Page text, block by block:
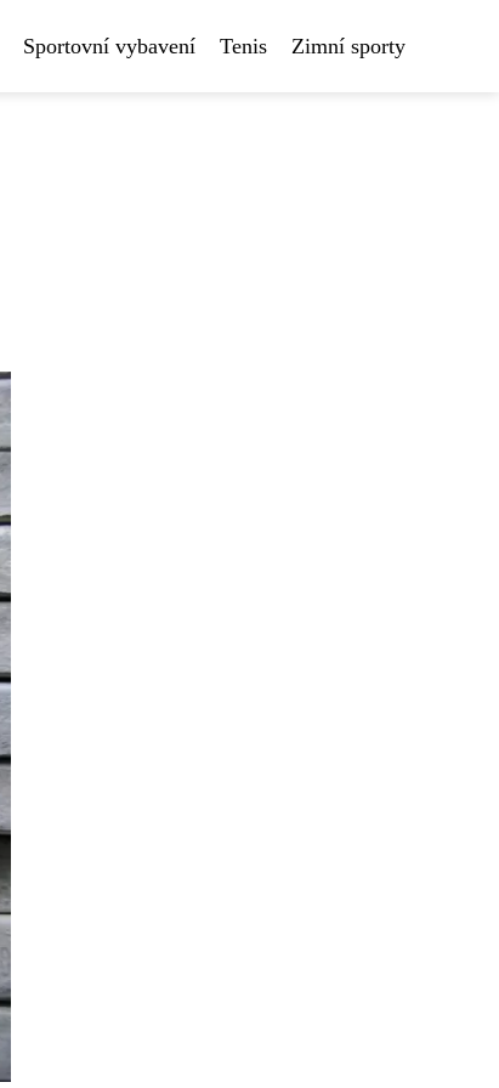
Sportovní vybavení Tenis Zimní sporty